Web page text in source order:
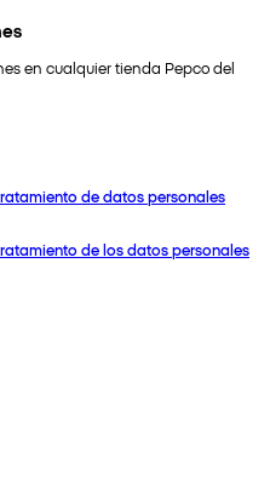
en cualquier tienda Pepco del
de datos personales
de los datos personales